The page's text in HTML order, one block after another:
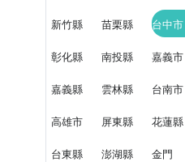
新竹縣 苗栗縣 台中市
彰化縣 南投縣 嘉義市
嘉義縣 雲林縣 台南市
高雄市 屏東縣 花蓮縣
台東縣 澎湖縣 金門